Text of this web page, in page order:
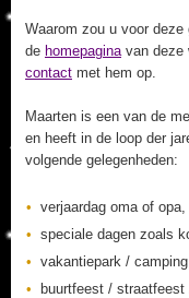
Waarom zou u voor
de homepaginavan deze
contact met hem op.
Maarten is een van de
en heeft in de loop der
volgende gelegenheden:
verjaardag oma of opa,
speciale dagen zoals
vakantiepark /
buurtfeest /